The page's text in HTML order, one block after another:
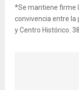
*Se mantiene firme
convivencia entre la
y Centro Histórico.